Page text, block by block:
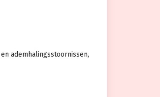
ademhalingsstoornissen,